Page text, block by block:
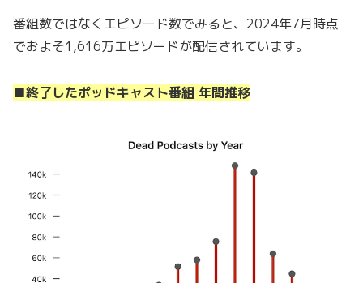
番組数ではなくエピソード数でみると、2024年7月時点
でおよそ1,616万エピソードが配信されています。
■終了したポッドキャスト番組 年間推移